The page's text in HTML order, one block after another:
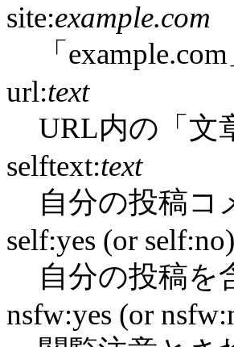
site:example.com
「
url:text
URL内の「文
selftext:text
自分の投稿コ
self:yes (or self:no)
自分の投稿を
nsfw:yes (or